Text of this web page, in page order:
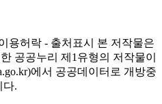
본 저작물은
공공누리 제1유형의 저작물이
에서 공공데이터로 개방중
다.